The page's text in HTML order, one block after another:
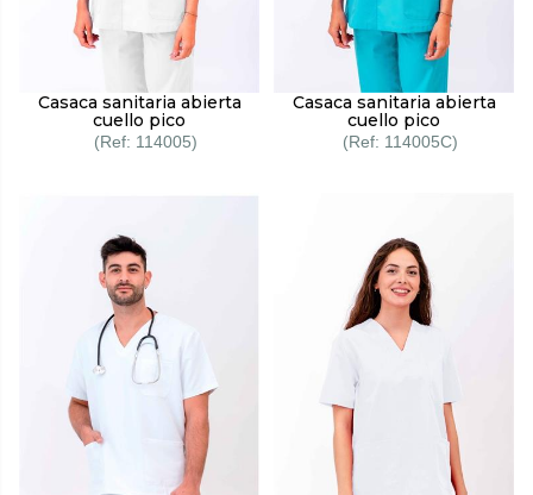
Casaca sanitaria abierta
cuello pico
114005
Casaca sanitaria abierta
cuello pico
114005C